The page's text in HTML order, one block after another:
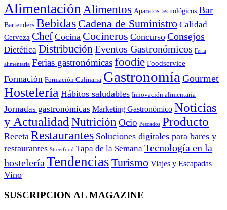
Alimentación Alimentos Aparatos tecnológicos Bar
Bartenders Bebidas Cadena de Suministro Calidad
Cerveza Chef Cocina Cocineros Concurso Consejos
Dietética Distribución Eventos Gastronómicos Feria
alimentaria Ferias gastronómicasfoodie Foodservice
Formación Formación Culinaria Gastronomía Gourmet
Hostelería Hábitos saludables Innovación alimentaria
Jornadas gastronómicas Marketing Gastronómico Noticias
y Actualidad Nutrición Ocio Pescados Producto
Receta Restaurantes Soluciones digitales para bares y
restaurantes Streetfood Tapa de la Semana Tecnología en la
hostelería Tendencias Turismo Viajes y Escapadas
Vino
SUSCRIPCION AL MAGAZINE